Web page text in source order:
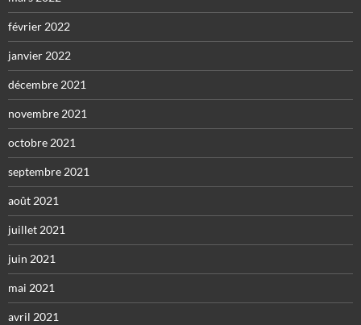
février 2022
janvier 2022
décembre 2021
novembre 2021
octobre 2021
septembre 2021
août 2021
juillet 2021
juin 2021
mai 2021
avril 2021